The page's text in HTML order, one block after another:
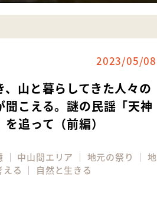
2023/05/08
、山と暮らしてきた人々の
聞こえる。謎の民謡「天神
追って（前編）
｜ 中山間エリア ｜ 地元の祭り ｜地
る ｜ 自然と生きる